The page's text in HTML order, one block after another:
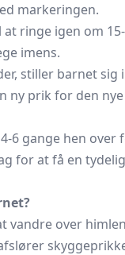
markeringen.
ringe igen om
imens.
stiller barnet sig
ny prik for den
6 gange hen over
for at få en
vandre over